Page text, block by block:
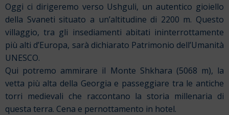
Oggi ci dirigeremo verso Ushguli, un autentico gioiello
della Svaneti situato a un’altitudine di 2200 m. Questo
villaggio, tra gli insediamenti abitati ininterrottamente
più alti d’Europa, sarà dichiarato Patrimonio dell’Umanità
UNESCO.
Qui potremo ammirare il Monte Shkhara (5068 m), la
vetta più alta della Georgia e passeggiare tra le antiche
torri medievali che raccontano la storia millenaria di
questa terra. Cena e pernottamento in hotel.